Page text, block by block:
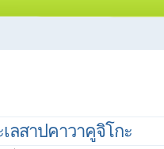
ลสาปคาวาคูจิโกะ